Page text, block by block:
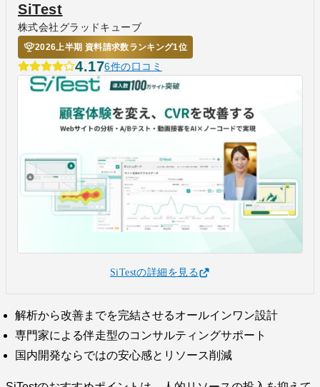
SiTest
株式会社グラッドキューブ
2026上半期 資料請求数ランキング1位
4.176件の口コミ
SiTestの詳細を見る
解析から改善までを完結させるオールインワン設計
専門家による伴走型のコンサルティングサポート
国内開発ならではの安心感とリソース削減